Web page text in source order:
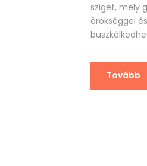
sziget, mely
örökséggel
Tovább